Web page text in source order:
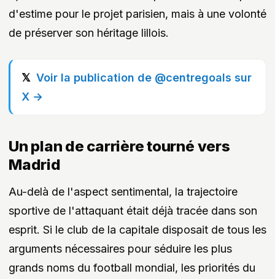
d'estime pour le projet parisien, mais à une volonté
de préserver son héritage lillois.
Voir la publication de @centregoals sur
X →
Un plan de carrière tourné vers
Madrid
Au-delà de l'aspect sentimental, la trajectoire
sportive de l'attaquant était déjà tracée dans son
esprit. Si le club de la capitale disposait de tous les
arguments nécessaires pour séduire les plus
grands noms du football mondial, les priorités du